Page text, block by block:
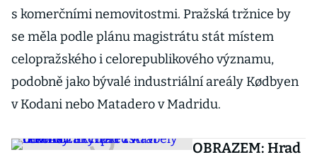
s komerčními nemovitostmi. Pražská tržnice by
se měla podle plánu magistrátu stát místem
celopražského i celorepublikového významu,
podobně jako bývalé industriální areály Kødbyen
v Kodani nebo Matadero v Madridu.
OBRAZEM: Hrad